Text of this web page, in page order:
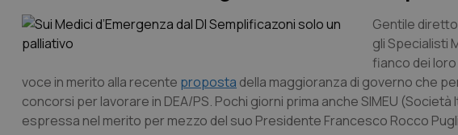
Gentile
gli Specialisti
fianco dei
voce in merito alla recente proposta della maggioranza di governo che
concorsi per lavorare in DEA/PS. Pochi giorni prima anche SIMEU
espressa nel merito per mezzo del suo Presidente Francesco Rocco